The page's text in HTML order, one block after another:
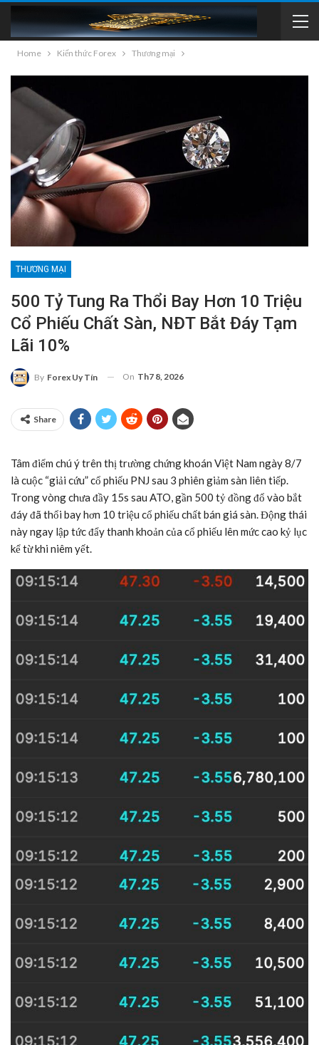
Home Kiến thức Forex Thương mại
THƯƠNG MẠI
500 Tỷ Tung Ra Thổi Bay Hơn 10 Triệu
Cổ Phiếu Chất Sàn, NĐT Bắt Đáy Tạm
Lãi 10%
By Forex Uy Tín On Th7 8, 2026
Share
Tâm điểm chú ý trên thị trường chứng khoán Việt Nam ngày 8/7
là cuộc “giải cứu” cổ phiếu PNJ sau 3 phiên giảm sàn liên tiếp.
Trong vòng chưa đầy 15s sau ATO, gần 500 tỷ đồng đổ vào bắt
đáy đã thổi bay hơn 10 triệu cổ phiếu chất bán giá sàn. Động thái
này ngay lập tức đẩy thanh khoản của cổ phiếu lên mức cao kỷ lục
kể từ khi niêm yết.